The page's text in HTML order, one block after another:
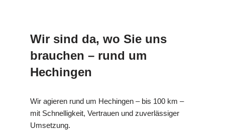
Wir sind da, wo Sie uns
brauchen – rund um
Hechingen
Wir agieren rund um Hechingen – bis 100 km –
mit Schnelligkeit, Vertrauen und zuverlässiger
Umsetzung.